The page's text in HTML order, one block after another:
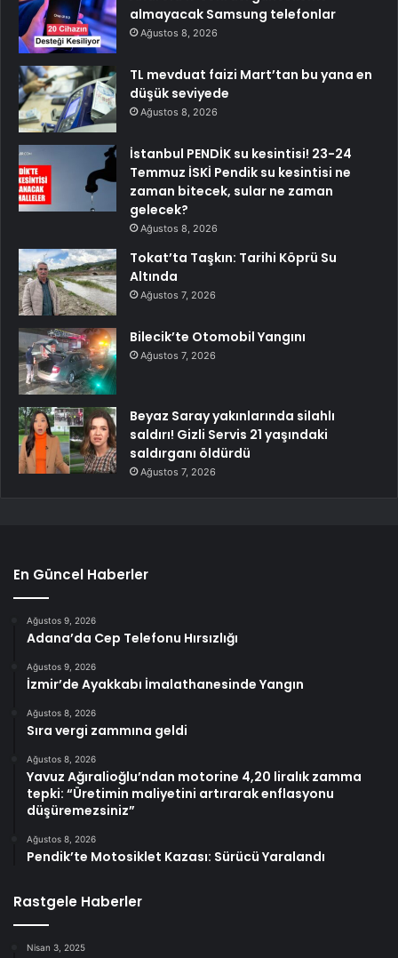
almayacak Samsung telefonlar
Ağustos 8, 2026
TL mevduat faizi Mart’tan bu yana en
düşük seviyede
Ağustos 8, 2026
İstanbul PENDİK su kesintisi! 23-24
Temmuz İSKİ Pendik su kesintisi ne
zaman bitecek, sular ne zaman
gelecek?
Ağustos 8, 2026
Tokat’ta Taşkın: Tarihi Köprü Su
Altında
Ağustos 7, 2026
Bilecik’te Otomobil Yangını
Ağustos 7, 2026
Beyaz Saray yakınlarında silahlı
saldırı! Gizli Servis 21 yaşındaki
saldırganı öldürdü
Ağustos 7, 2026
En Güncel Haberler
Ağustos 9, 2026
Adana’da Cep Telefonu Hırsızlığı
Ağustos 9, 2026
İzmir’de Ayakkabı İmalathanesinde Yangın
Ağustos 8, 2026
Sıra vergi zammına geldi
Ağustos 8, 2026
Yavuz Ağıralioğlu’ndan motorine 4,20 liralık zamma
tepki: “Üretimin maliyetini artırarak enflasyonu
düşüremezsiniz”
Ağustos 8, 2026
Pendik’te Motosiklet Kazası: Sürücü Yaralandı
Rastgele Haberler
Nisan 3, 2025